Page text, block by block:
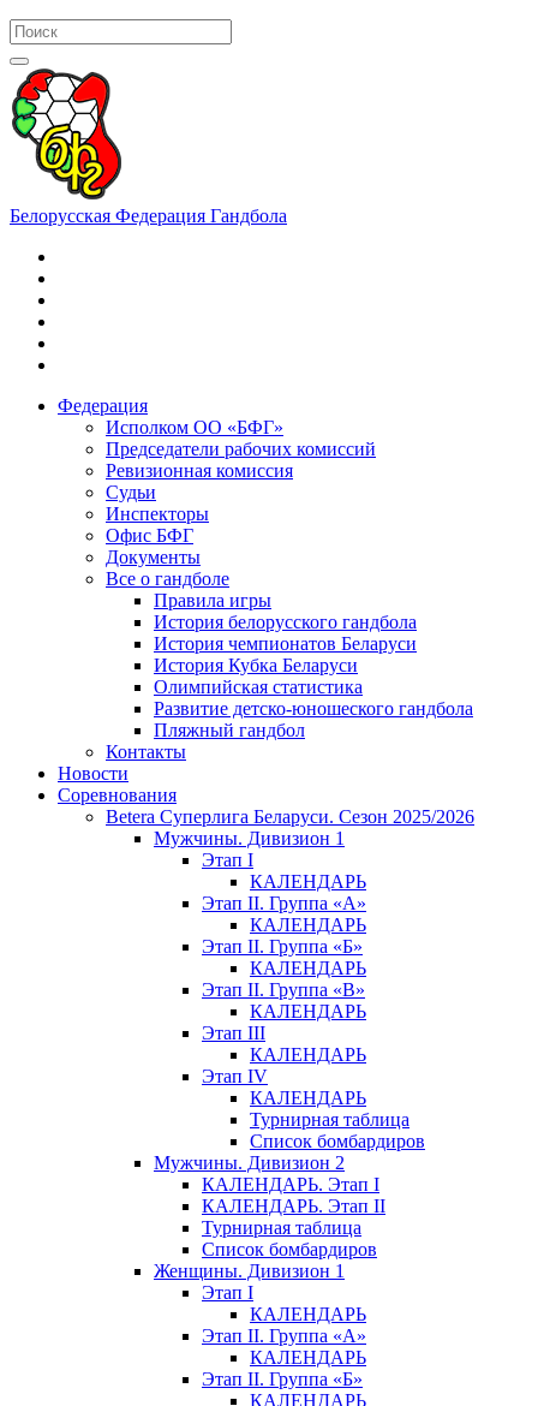
Белорусская Федерация Гандбола
Федерация
Исполком ОО «БФГ»
Председатели рабочих комиссий
Ревизионная комиссия
Судьи
Инспекторы
Офис БФГ
Документы
Все о гандболе
Правила игры
История белорусского гандбола
История чемпионатов Беларуси
История Кубка Беларуси
Олимпийская статистика
Развитие детско-юношеского гандбола
Пляжный гандбол
Контакты
Новости
Соревнования
Betera Суперлига Беларуси. Сезон 2025/2026
Мужчины. Дивизион 1
Этап I
КАЛЕНДАРЬ
Этап II. Группа «А»
КАЛЕНДАРЬ
Этап II. Группа «Б»
КАЛЕНДАРЬ
Этап II. Группа «В»
КАЛЕНДАРЬ
Этап III
КАЛЕНДАРЬ
Этап IV
КАЛЕНДАРЬ
Турнирная таблица
Список бомбардиров
Мужчины. Дивизион 2
КАЛЕНДАРЬ. Этап I
КАЛЕНДАРЬ. Этап II
Турнирная таблица
Список бомбардиров
Женщины. Дивизион 1
Этап I
КАЛЕНДАРЬ
Этап II. Группа «А»
КАЛЕНДАРЬ
Этап II. Группа «Б»
КАЛЕНДАРЬ